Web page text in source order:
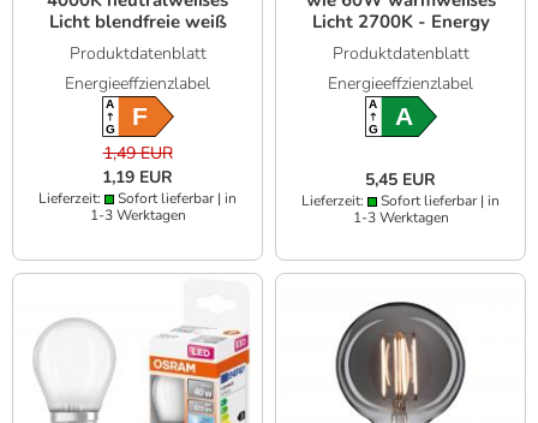
Licht blendfreie weiß
mattierte Glühbirne
Produktdatenblatt
Energieeffzienzlabel
A
GF
1,49 EUR
1,19 EUR
Lieferzeit:
Sofort lieferbar | in
1-3 Werktagen
Licht 2700K - Energy
efficiency class A
Produktdatenblatt
Energieeffzienzlabel
A
GA
5,45 EUR
Lieferzeit:
Sofort lieferbar | in
1-3 Werktagen